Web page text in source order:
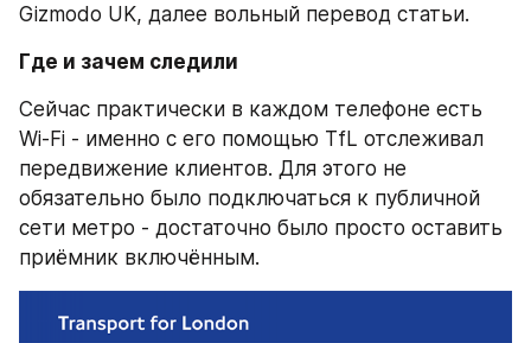
Gizmodo UK, далее вольный перевод статьи.
Где и зачем следили
Сейчас практически в каждом телефоне есть
Wi-Fi - именно с его помощью TfL отслеживал
передвижение клиентов. Для этого не
обязательно было подключаться к публичной
сети метро - достаточно было просто оставить
приёмник включённым.